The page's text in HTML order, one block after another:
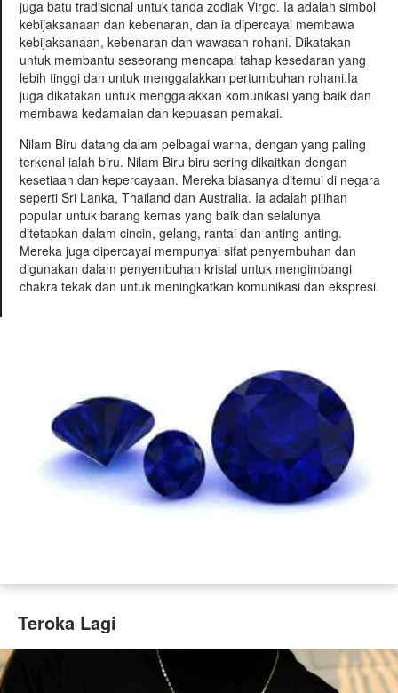
juga batu tradisional untuk tanda zodiak Virgo. Ia adalah simbol
kebijaksanaan dan kebenaran, dan ia dipercayai membawa
kebijaksanaan, kebenaran dan wawasan rohani. Dikatakan
untuk membantu seseorang mencapai tahap kesedaran yang
lebih tinggi dan untuk menggalakkan pertumbuhan rohani.Ia
juga dikatakan untuk menggalakkan komunikasi yang baik dan
membawa kedamaian dan kepuasan pemakai.
Nilam Biru datang dalam pelbagai warna, dengan yang paling
terkenal ialah biru. Nilam Biru biru sering dikaitkan dengan
kesetiaan dan kepercayaan. Mereka biasanya ditemui di negara
seperti Sri Lanka, Thailand dan Australia. Ia adalah pilihan
popular untuk barang kemas yang baik dan selalunya
ditetapkan dalam cincin, gelang, rantai dan anting-anting.
Mereka juga dipercayai mempunyai sifat penyembuhan dan
digunakan dalam penyembuhan kristal untuk mengimbangi
chakra tekak dan untuk meningkatkan komunikasi dan ekspresi.
Teroka Lagi